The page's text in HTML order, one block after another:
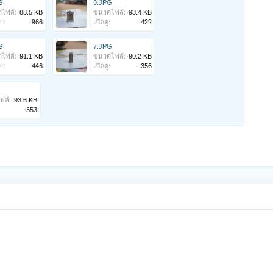
ฟล์: 88.5 KB
966
3.JPG
ขนาดไฟล์: 93.4 KB
เปิดดู:
422
ฟล์: 91.1 KB
446
7.JPG
ขนาดไฟล์: 90.2 KB
เปิดดู:
356
ล์: 93.6 KB
353